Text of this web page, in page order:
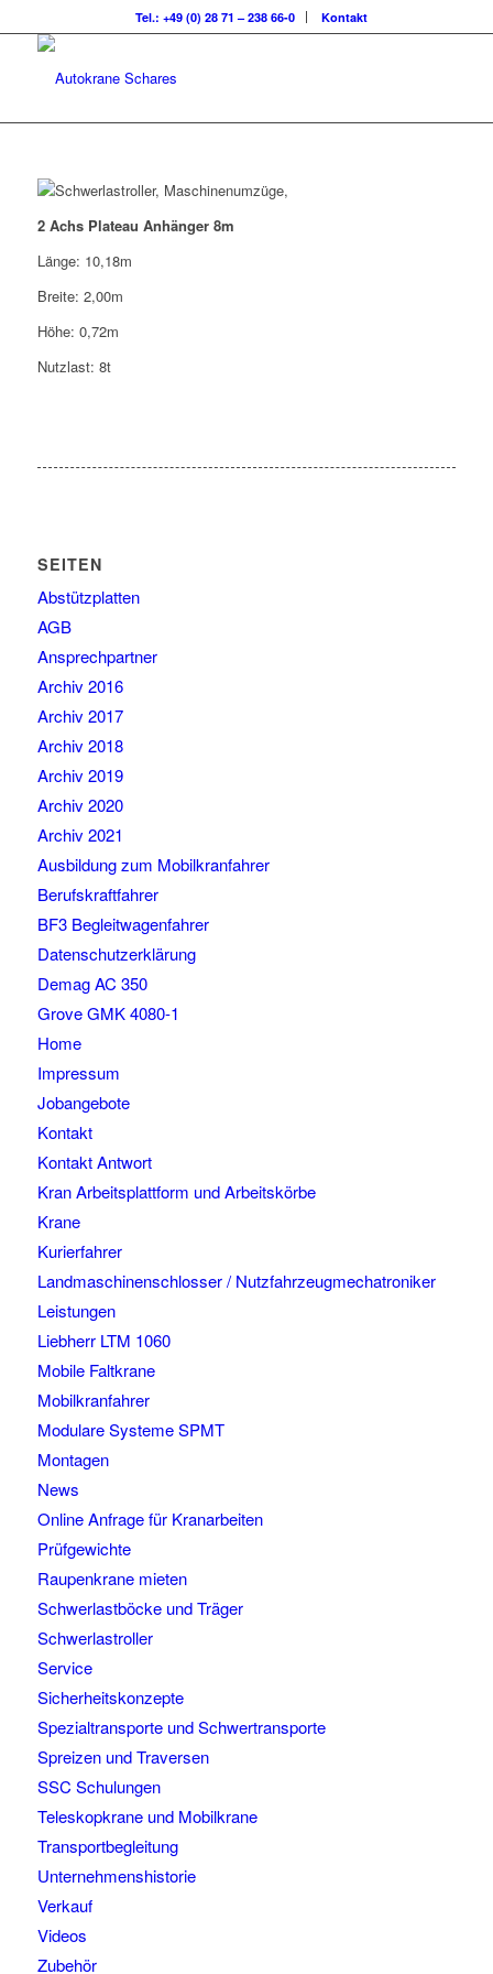
Tel.: +49 (0) 28 71 – 238 66-0 Kontakt
2 Achs Plateau Anhänger 8m
Länge: 10,18m
Breite: 2,00m
Höhe: 0,72m
Nutzlast: 8t
SEITEN
Abstützplatten
AGB
Ansprechpartner
Archiv 2016
Archiv 2017
Archiv 2018
Archiv 2019
Archiv 2020
Archiv 2021
Ausbildung zum Mobilkranfahrer
Berufskraftfahrer
BF3 Begleitwagenfahrer
Datenschutzerklärung
Demag AC 350
Grove GMK 4080-1
Home
Impressum
Jobangebote
Kontakt
Kontakt Antwort
Kran Arbeitsplattform und Arbeitskörbe
Krane
Kurierfahrer
Landmaschinenschlosser / Nutzfahrzeugmechatroniker
Leistungen
Liebherr LTM 1060
Mobile Faltkrane
Mobilkranfahrer
Modulare Systeme SPMT
Montagen
News
Online Anfrage für Kranarbeiten
Prüfgewichte
Raupenkrane mieten
Schwerlastböcke und Träger
Schwerlastroller
Service
Sicherheitskonzepte
Spezialtransporte und Schwertransporte
Spreizen und Traversen
SSC Schulungen
Teleskopkrane und Mobilkrane
Transportbegleitung
Unternehmenshistorie
Verkauf
Videos
Zubehör